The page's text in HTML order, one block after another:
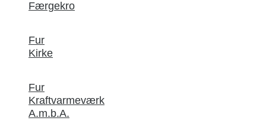
Færgekro
Fur
Kirke
Fur
Kraftvarmeværk
A.m.b.A.